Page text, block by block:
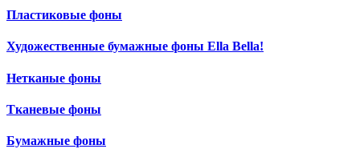
Пластиковые фоны
Художественные бумажные фоны Ella Bella!
Нетканые фоны
Тканевые фоны
Бумажные фоны